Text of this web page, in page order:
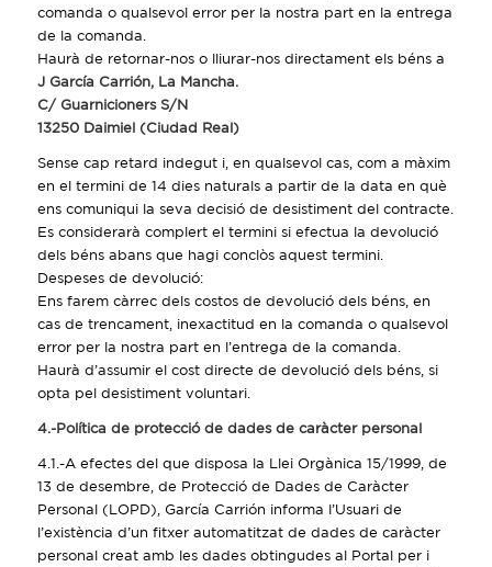
comanda o qualsevol error per la nostra part en la entrega
de la comanda.
Haurà de retornar-nos o lliurar-nos directament els béns a
J García Carrión, La Mancha.
C/ Guarnicioners S/N
13250 Daimiel (Ciudad Real)
Sense cap retard indegut i, en qualsevol cas, com a màxim
en el termini de 14 dies naturals a partir de la data en què
ens comuniqui la seva decisió de desistiment del contracte.
Es considerarà complert el termini si efectua la devolució
dels béns abans que hagi conclòs aquest termini.
Despeses de devolució:
Ens farem càrrec dels costos de devolució dels béns, en
cas de trencament, inexactitud en la comanda o qualsevol
error per la nostra part en l’entrega de la comanda.
Haurà d’assumir el cost directe de devolució dels béns, si
opta pel desistiment voluntari.
4.-Política de protecció de dades de caràcter personal
4.1.-A efectes del que disposa la Llei Orgànica 15/1999, de
13 de desembre, de Protecció de Dades de Caràcter
Personal (LOPD), García Carrión informa l’Usuari de
l’existència d’un fitxer automatitzat de dades de caràcter
personal creat amb les dades obtingudes al Portal per i